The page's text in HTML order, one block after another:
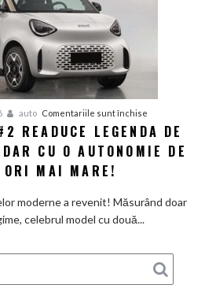
pot
complet
auto Comentariile sunt închise
Noul
Smart
legenda
dar
cu
READUCE LEGENDA DE
CU O AUTONOMIE DE
MAI MARE!
moderne a revenit! Măsurând doar
celebrul model cu două...